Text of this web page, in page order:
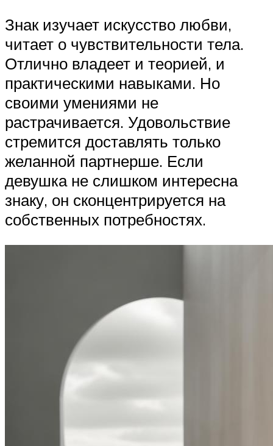
Знак изучает искусство любви,
читает о чувствительности тела.
Отлично владеет и теорией, и
практическими навыками. Но
своими умениями не
растрачивается. Удовольствие
стремится доставлять только
желанной партнерше. Если
девушка не слишком интересна
знаку, он сконцентрируется на
собственных потребностях.